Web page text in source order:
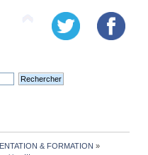
& FORMATION »